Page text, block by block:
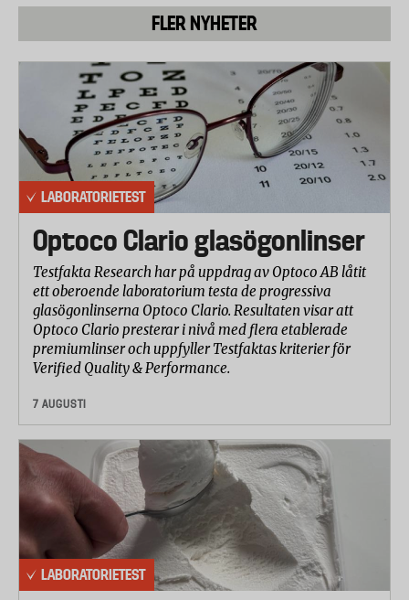
FLER NYHETER
LABORATORIETEST
Optoco Clario glasögonlinser
Testfakta Research har på uppdrag av Optoco AB låtit
ett oberoende laboratorium testa de progressiva
glasögonlinserna Optoco Clario. Resultaten visar att
Optoco Clario presterar i nivå med flera etablerade
premiumlinser och uppfyller Testfaktas kriterier för
Verified Quality & Performance.
7 AUGUSTI
LABORATORIETEST